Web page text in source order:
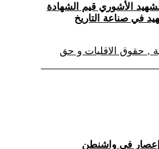
الأشوري قيم الشهادة
في صناعة التاريخ
, حقوق الاقليات و حق